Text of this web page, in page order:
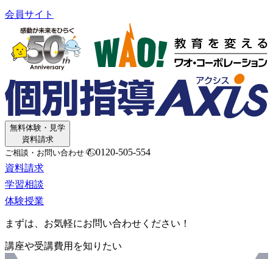
会員サイト
無料体験・見学
資料請求
ご相談・お問い合わせ
0120-505-554
資料請求
学習相談
体験授業
まずは、お気軽にお問い合わせください！
講座や受講費用を知りたい